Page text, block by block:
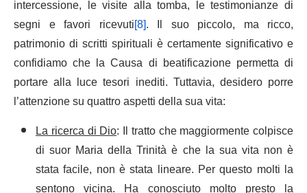
intercessione, le visite alla tomba, le testimonianze di
segni e favori ricevuti[8]. Il suo piccolo, ma ricco,
patrimonio di scritti spirituali è certamente significativo e
confidiamo che la Causa di beatificazione permetta di
portare alla luce tesori inediti. Tuttavia, desidero porre
l’attenzione su quattro aspetti della sua vita:
La ricerca di Dio: Il tratto che maggiormente colpisce
di suor Maria della Trinità è che la sua vita non è
stata facile, non è stata lineare. Per questo molti la